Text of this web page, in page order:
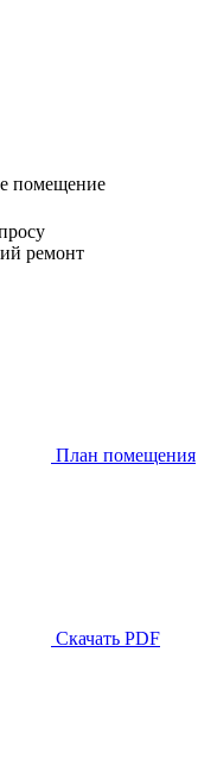
помещение
ремонт
План помещения
Скачать PDF